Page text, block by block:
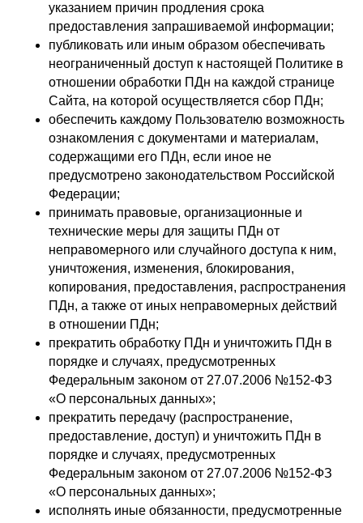
указанием причин продления срока
предоставления запрашиваемой информации;
публиковать или иным образом обеспечивать
неограниченный доступ к настоящей Политике в
отношении обработки ПДн на каждой странице
Сайта, на которой осуществляется сбор ПДн;
обеспечить каждому Пользователю возможность
ознакомления с документами и материалам,
содержащими его ПДн, если иное не
предусмотрено законодательством Российской
Федерации;
принимать правовые, организационные и
технические меры для защиты ПДн от
неправомерного или случайного доступа к ним,
уничтожения, изменения, блокирования,
копирования, предоставления, распространения
ПДн, а также от иных неправомерных действий
в отношении ПДн;
прекратить обработку ПДн и уничтожить ПДн в
порядке и случаях, предусмотренных
Федеральным законом от 27.07.2006 №152-ФЗ
«О персональных данных»;
прекратить передачу (распространение,
предоставление, доступ) и уничтожить ПДн в
порядке и случаях, предусмотренных
Федеральным законом от 27.07.2006 №152-ФЗ
«О персональных данных»;
исполнять иные обязанности, предусмотренные